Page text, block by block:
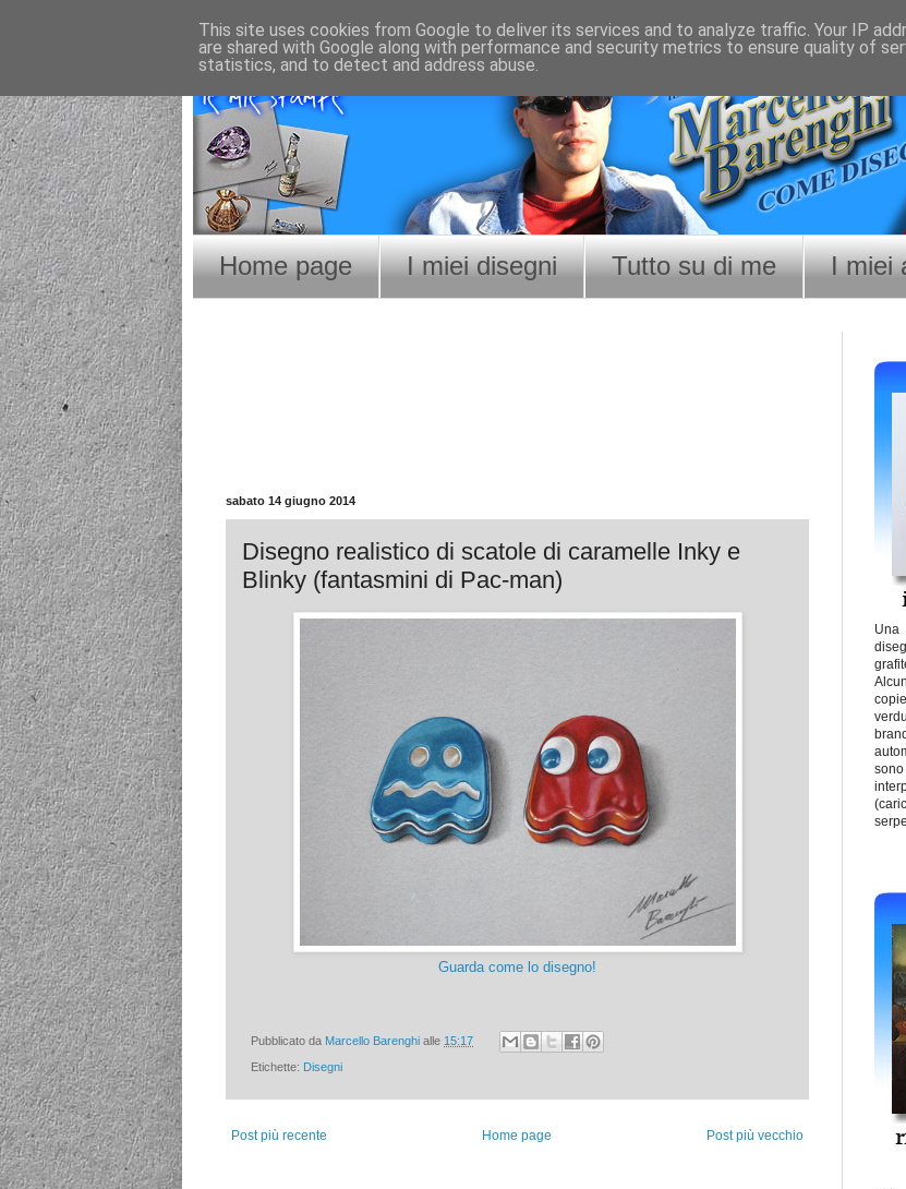
Home page I miei disegni Tutto su di me I miei
sabato 14 giugno 2014
Disegno realistico di scatole di caramelle Inky e
Blinky (fantasmini di Pac-man)
Guarda come lo disegno!
Pubblicato da Marcello Barenghi alle 15:17
Etichette: Disegni
Post più recente Post più vecchio
Home page
This site uses cookies from Google to deliver its services and to analyze traffic. Your IP
are shared with Google along with performance and security metrics to ensure quality of
statistics, and to detect and address abuse.